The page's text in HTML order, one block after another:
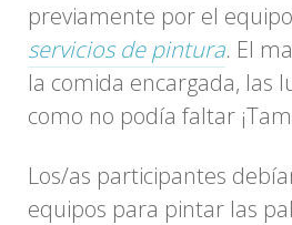
previamente por el
servicios de pintura. El
la comida encargada, las
como no podía faltar
Los/as participantes
equipos para pintar las